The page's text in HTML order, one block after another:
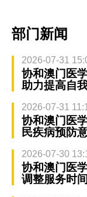
部门新闻
2026-07-31
协和澳门医
助力提高自
2026-07-31
协和澳门医
民疾病预防
2026-07-30
协和澳门医
调整服务时间